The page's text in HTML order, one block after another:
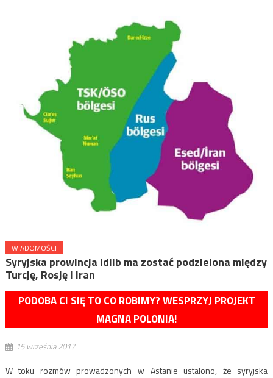
WIADOMOŚCI
Syryjska prowincja Idlib ma zostać podzielona między
Turcję, Rosję i Iran
PODOBA CI SIĘ TO CO ROBIMY? WESPRZYJ PROJEKT
MAGNA POLONIA!
15 września 2017
W toku rozmów prowadzonych w Astanie ustalono, że syryjska